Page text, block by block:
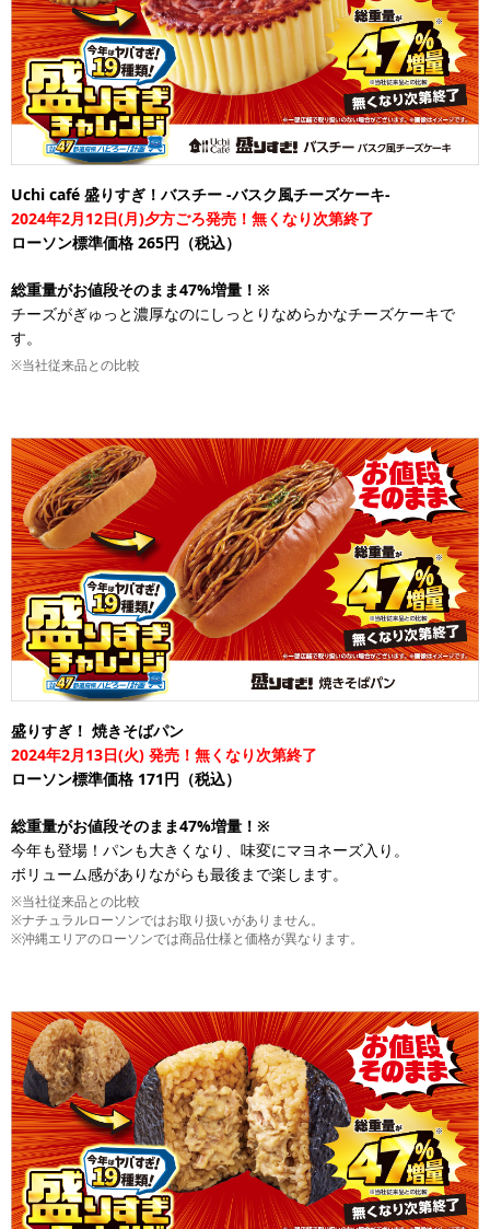
Uchi café 盛りすぎ！バスチー -バスク風チーズケーキ-
2024年2月12日(月)夕方ごろ発売！無くなり次第終了
ローソン標準価格 265円（税込）
総重量がお値段そのまま47%増量！※
チーズがぎゅっと濃厚なのにしっとりなめらかなチーズケーキで
す。
※当社従来品との比較
盛りすぎ！ 焼きそばパン
2024年2月13日(火) 発売！無くなり次第終了
ローソン標準価格 171円（税込）
総重量がお値段そのまま47%増量！※
今年も登場！パンも大きくなり、味変にマヨネーズ入り。
ボリューム感がありながらも最後まで楽します。
※当社従来品との比較
※ナチュラルローソンではお取り扱いがありません。
※沖縄エリアのローソンでは商品仕様と価格が異なります。